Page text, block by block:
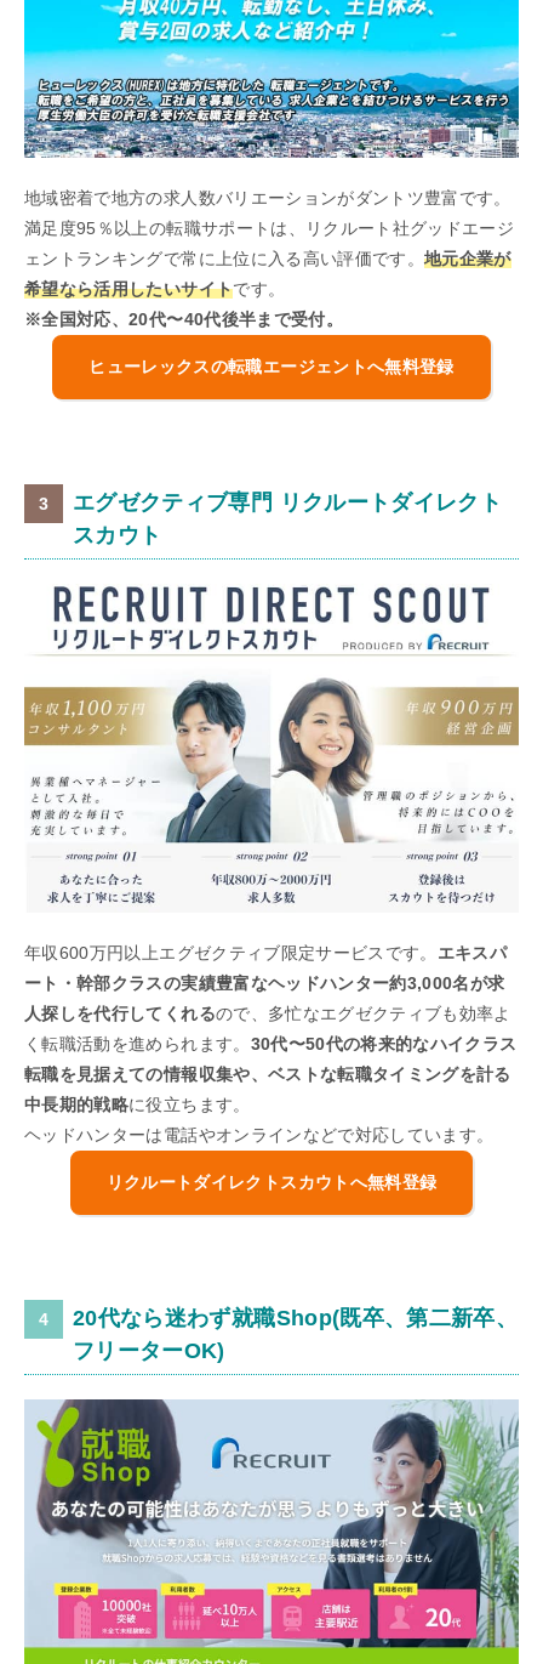
地域密着で地方の求人数バリエーションがダントツ豊富です。
満足度95％以上の転職サポートは、リクルート社グッドエージ
ェントランキングで常に上位に入る高い評価です。地元企業が
希望なら活用したいサイトです。
※全国対応、20代〜40代後半まで受付。
ヒューレックスの転職エージェントへ無料登録
エグゼクティブ専門 リクルートダイレクト
スカウト
年収600万円以上エグゼクティブ限定サービスです。 エキスパ
ート・幹部クラスの実績豊富なヘッドハンター約3,000名が求
人探しを代行してくれるので、多忙なエグゼクティブも効率よ
く転職活動を進められます。 30代〜50代の将来的なハイクラス
転職を見据えての情報収集や、ベストな転職タイミングを計る
中長期的戦略に役立ちます。
ヘッドハンターは電話やオンラインなどで対応しています。
リクルートダイレクトスカウトへ無料登録
20代なら迷わず就職Shop(既卒、第二新卒、
フリーターOK)